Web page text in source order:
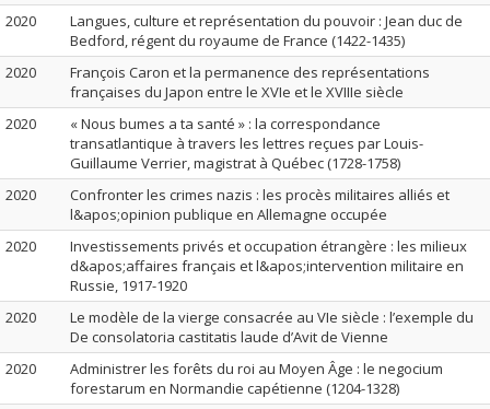
2020
Langues, culture et représentation du pouvoir : Jean duc de
Bedford, régent du royaume de France (1422-1435)
2020
François Caron et la permanence des représentations
françaises du Japon entre le XVIe et le XVIIIe siècle
2020
« Nous bumes a ta santé » : la correspondance
transatlantique à travers les lettres reçues par Louis-
Guillaume Verrier, magistrat à Québec (1728-1758)
2020
Confronter les crimes nazis : les procès militaires alliés et
l&apos;opinion publique en Allemagne occupée
2020
Investissements privés et occupation étrangère : les milieux
d&apos;affaires français et l&apos;intervention militaire en
Russie, 1917-1920
2020
Le modèle de la vierge consacrée au VIe siècle : l’exemple du
De consolatoria castitatis laude d’Avit de Vienne
2020
Administrer les forêts du roi au Moyen Âge : le negocium
forestarum en Normandie capétienne (1204-1328)